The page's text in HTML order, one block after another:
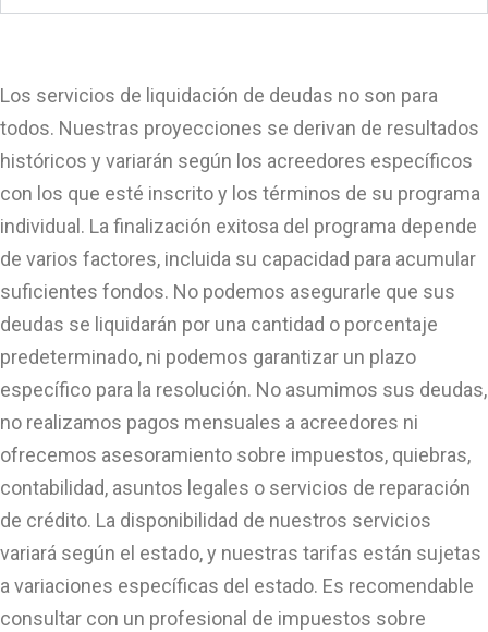
Los servicios de liquidación de deudas no son para
todos. Nuestras proyecciones se derivan de resultados
históricos y variarán según los acreedores específicos
con los que esté inscrito y los términos de su programa
individual. La finalización exitosa del programa depende
de varios factores, incluida su capacidad para acumular
suficientes fondos. No podemos asegurarle que sus
deudas se liquidarán por una cantidad o porcentaje
predeterminado, ni podemos garantizar un plazo
específico para la resolución. No asumimos sus deudas,
no realizamos pagos mensuales a acreedores ni
ofrecemos asesoramiento sobre impuestos, quiebras,
contabilidad, asuntos legales o servicios de reparación
de crédito. La disponibilidad de nuestros servicios
variará según el estado, y nuestras tarifas están sujetas
a variaciones específicas del estado. Es recomendable
consultar con un profesional de impuestos sobre